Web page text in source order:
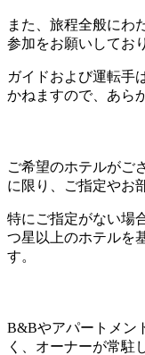
また、旅程全般にわ
参加をお願いしてお
ガイドおよび運転手
かねますので、あら
ご希望のホテルがご
に限り、ご指定やお
特にご指定がない場
つ星以上のホテルを
す。
B&Bやアパートメン
く、オーナーが常駐